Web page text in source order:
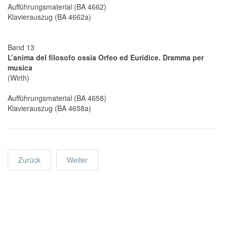
Aufführungsmaterial (BA 4662)
Klavierauszug (BA 4662a)
Band 13
L’anima del filosofo ossia Orfeo ed Euridice. Dramma per
musica
(Wirth)
Aufführungsmaterial (BA 4658)
Klavierauszug (BA 4658a)
Zurück Weiter